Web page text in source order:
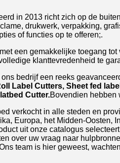
in 2013 richt zich op de
drukwerk, verpakking,
of functies op te offeren;.
een gemakkelijke toegang
klanttevredenheid te
ons bedrijf een reeks
Label Cutters, Sheet fed
Cutter.Bovendien hebben
verkocht in alle steden en
Europa, het Midden-Oosten,
uit onze catalogus
over uw vraag naar
team is hier geweest,